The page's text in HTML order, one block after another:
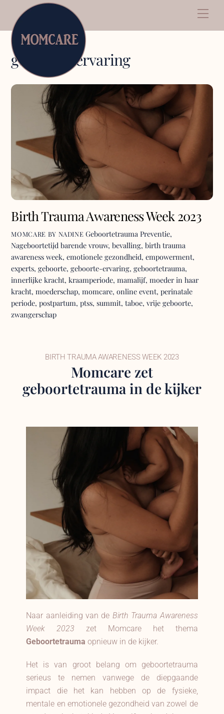
geboorte-ervaring
Birth Trauma Awareness Week 2023
MOMCARE BY NADINE Geboortetrauma Preventie,
Nageboortetijd barende vrouw,bevalling,birth trauma
awareness week,emotionele gezondheid,empowerment,
experts,geboorte,geboorte-ervaring,geboortetrauma,
innerlijke kracht,kraamperiode,mamalijf,moeder in haar
kracht,moederschap,momcare,online event,perinatale
periode,postpartum,ptss,summit,taboe,vrije geboorte,
zwangerschap
BIRTH TRAUMA AWARENESS WEEK 2023
Momcare zet
geboortetrauma in de kijker
Naar aanleiding van de Birth Trauma Awareness
Week 2023 zet Momcare het thema
Geboortetrauma opnieuw in de kijker.
Het is van groot belang om geboortetrauma
serieus te nemen vanwege de diepgaande
impact die het kan hebben op de fysieke,
mentale en emotionele gezondheid van zowel de